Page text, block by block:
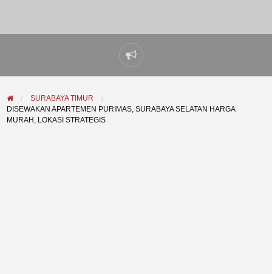
Laporkan
masalah
SURABAYA TIMUR
DISEWAKAN APARTEMEN PURIMAS, SURABAYA SELATAN HARGA
MURAH, LOKASI STRATEGIS